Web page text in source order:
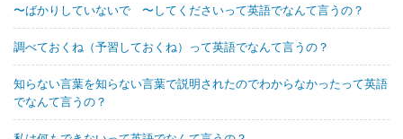
〜ばかりしていないで 〜してくださいって英語でなんて言うの？
調べておくね（予習しておくね）って英語でなんて言うの？
知らない言葉を知らない言葉で説明されたのでわからなかったって英語
でなんて言うの？